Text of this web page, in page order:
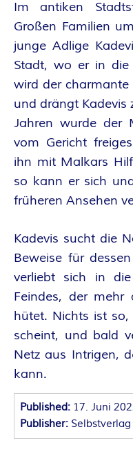
A
S
Y
A
U
T
O
R
:
I
N
N
E
Im antiken
Großen Familien
junge Adlige
Stadt, wo er in die
wird der
und drängt Kadevis
Jahren wurde der
vom Gericht
ihn mit Malkars
so kann er sich
früheren Ansehen
Kadevis sucht die
Beweise für
verliebt sich in
Feindes, der mehr
hütet. Nichts ist
scheint, und bald
Netz aus Intrigen,
kann.
Published: 17. Juni
Publisher: Selbstverlag